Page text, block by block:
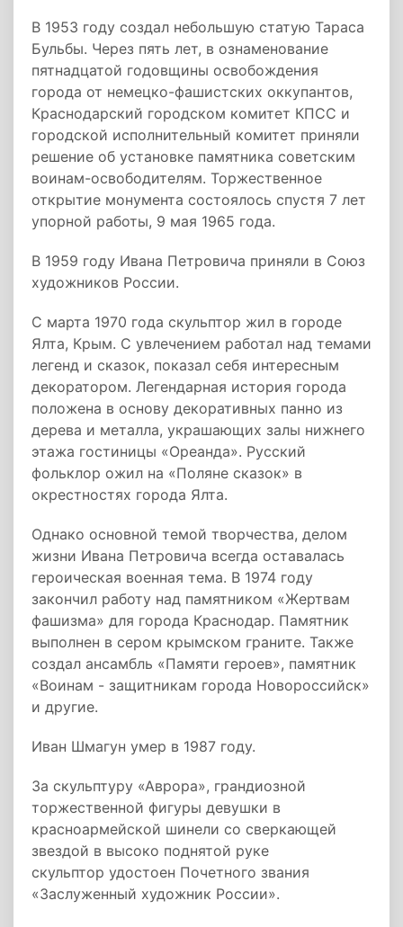
В 1953 году создал небольшую статую Тараса
Бульбы. Через пять лет, в ознаменование
пятнадцатой годовщины освобождения
города от немецко-фашистских оккупантов,
Краснодарский городском комитет КПСС и
городской исполнительный комитет приняли
решение об установке памятника советским
воинам-освободителям. Торжественное
открытие монумента состоялось спустя 7 лет
упорной работы, 9 мая 1965 года.
В 1959 году Ивана Петровича приняли в Союз
художников России.
С марта 1970 года скульптор жил в городе
Ялта, Крым. С увлечением работал над темами
легенд и сказок, показал себя интересным
декоратором. Легендарная история города
положена в основу декоративных панно из
дерева и металла, украшающих залы нижнего
этажа гостиницы «Ореанда». Русский
фольклор ожил на «Поляне сказок» в
окрестностях города Ялта.
Однако основной темой творчества, делом
жизни Ивана Петровича всегда оставалась
героическая военная тема. В 1974 году
закончил работу над памятником «Жертвам
фашизма» для города Краснодар. Памятник
выполнен в сером крымском граните. Также
создал ансамбль «Памяти героев», памятник
«Воинам - защитникам города Новороссийск»
и другие.
Иван Шмагун умер в 1987 году.
За скульптуру «Аврора», грандиозной
торжественной фигуры девушки в
красноармейской шинели со сверкающей
звездой в высоко поднятой руке
скульптор удостоен Почетного звания
«Заслуженный художник России».